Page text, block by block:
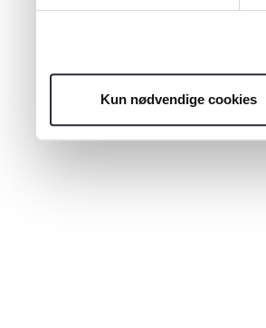
Kun nødvendige cookies